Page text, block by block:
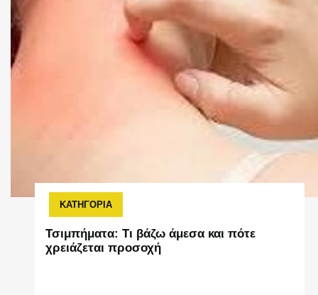
ΚΑΤΗΓΟΡΙΑ
Τσιμπήματα: Τι βάζω άμεσα και πότε
χρειάζεται προσοχή